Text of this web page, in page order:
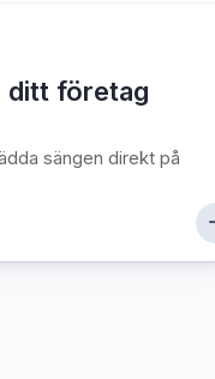
ditt företag
sängen direkt på